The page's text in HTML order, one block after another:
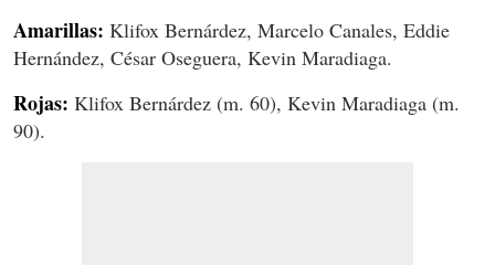
Amarillas: Klifox Bernárdez, Marcelo Canales, Eddie
Hernández, César Oseguera, Kevin Maradiaga.
Rojas: Klifox Bernárdez (m. 60), Kevin Maradiaga (m.
90).